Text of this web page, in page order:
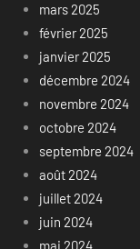
mars 2025
février 2025
janvier 2025
décembre 2024
novembre 2024
octobre 2024
septembre 2024
août 2024
juillet 2024
juin 2024
mai 2024